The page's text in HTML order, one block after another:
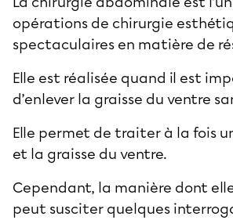
opérations de chirurgie
spectaculaires en matière de
Elle est réalisée quand il est
d’enlever la graisse du ventre
Elle permet de traiter à la fois
et la graisse du ventre.
Cependant, la manière dont
peut susciter quelques